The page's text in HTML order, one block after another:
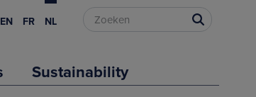
EN FR NL
Sustainability